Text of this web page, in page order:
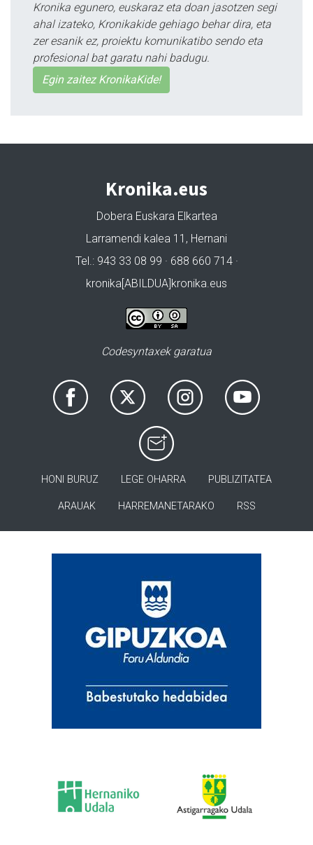
Kronika egunero, euskaraz eta doan jasotzen segi
ahal izateko, Kronikakide gehiago behar dira, eta
zer esanik ez, proiektu komunikatibo sendo eta
profesional bat garatu nahi badugu.
Egin zaitez KronikaKide!
Kronika.eus
Dobera Euskara Elkartea
Larramendi kalea 11, Hernani
Tel.: 943 33 08 99 · 688 660 714 ·
kronika[ABILDUA]kronika.eus
Codesyntaxek garatua
HONI BURUZ LEGE OHARRA PUBLIZITATEA
ARAUAK HARREMANETARAKO RSS